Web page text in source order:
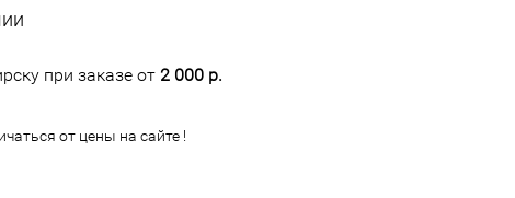
при заказе от 2 000 р.
от цены на сайте !